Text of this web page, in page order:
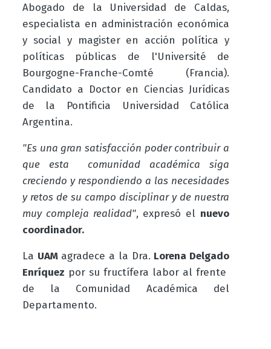
Abogado de la Universidad de Caldas,
especialista en administración económica
y social y magister en acción política y
políticas públicas de l'Université de
Bourgogne-Franche-Comté (Francia).
Candidato a Doctor en Ciencias Jurídicas
de la Pontificia Universidad Católica
Argentina.
"Es una gran satisfacción poder contribuir a
que esta comunidad académica siga
creciendo y respondiendo a las necesidades
y retos de su campo disciplinar y de nuestra
muy compleja realidad", expresó el nuevo
coordinador.
La UAMagradece a la Dra. Lorena Delgado
Enríquez por su fructífera labor al frente
de la Comunidad Académica del
Departamento.